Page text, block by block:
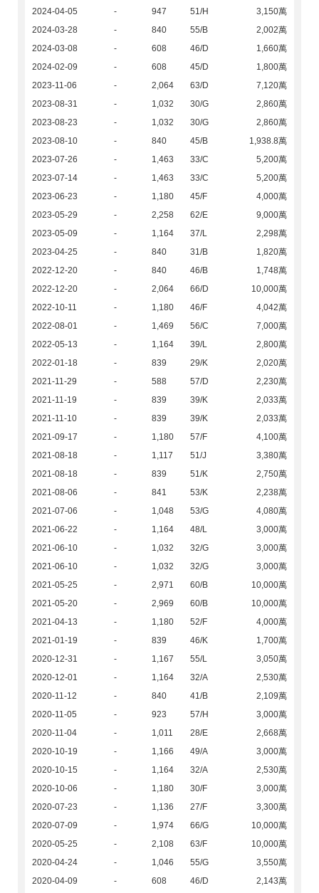
2024-04-05 - 947 51/H
3,150萬
2024-03-28
- 840 55/B
2,002萬
2024-03-08
- 608 46/D
1,660萬
2024-02-09
- 608 45/D
1,800萬
2023-11-06
- 2,064 63/D
7,120萬
2023-08-31
- 1,032 30/G
2,860萬
2023-08-23
- 1,032 30/G
2,860萬
2023-08-10
- 840 45/B
1,938.8萬
2023-07-26
- 1,463 33/C
5,200萬
2023-07-14
- 1,463 33/C
5,200萬
2023-06-23
- 1,180 45/F
4,000萬
2023-05-29
- 2,258 62/E
9,000萬
2023-05-09
- 1,164 37/L
2,298萬
2023-04-25
- 840 31/B
1,820萬
2022-12-20
- 840 46/B
1,748萬
2022-12-20
- 2,064 66/D
10,000萬
2022-10-11
- 1,180 46/F
4,042萬
2022-08-01
- 1,469 56/C
7,000萬
2022-05-13
- 1,164 39/L
2,800萬
2022-01-18
- 839 29/K
2,020萬
2021-11-29
- 588 57/D
2,230萬
2021-11-19
- 839 39/K
2,033萬
2021-11-10
- 839 39/K
2,033萬
2021-09-17
- 1,180 57/F
4,100萬
2021-08-18
- 1,117 51/J
3,380萬
2021-08-18
- 839 51/K
2,750萬
2021-08-06
- 841 53/K
2,238萬
2021-07-06
- 1,048 53/G
4,080萬
2021-06-22
- 1,164 48/L
3,000萬
2021-06-10
- 1,032 32/G
3,000萬
2021-06-10
- 1,032 32/G
3,000萬
2021-05-25
- 2,971 60/B
10,000萬
2021-05-20
- 2,969 60/B
10,000萬
2021-04-13
- 1,180 52/F
4,000萬
2021-01-19
- 839 46/K
1,700萬
2020-12-31
- 1,167 55/L
3,050萬
2020-12-01
- 1,164 32/A
2,530萬
2020-11-12
- 840 41/B
2,109萬
2020-11-05
- 923 57/H
3,000萬
2020-11-04
- 1,011 28/E
2,668萬
2020-10-19
- 1,166 49/A
3,000萬
2020-10-15
- 1,164 32/A
2,530萬
2020-10-06
- 1,180 30/F
3,000萬
2020-07-23
- 1,136 27/F
3,300萬
2020-07-09
- 1,974 66/G
10,000萬
2020-05-25
- 2,108 63/F
10,000萬
2020-04-24
- 1,046 55/G
3,550萬
2020-04-09
- 608 46/D
2,143萬